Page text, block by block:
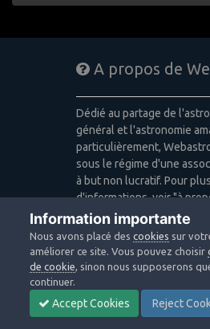
A propos de
Dédié au partage de
général et l'astronomie
particulièrement,
sous le régime d'une
à but non lucratif. Pour plus
d'informations, voir "à
Publicité: pas de publicité
Icons made byFreepik,
Pixel Buddha,Icon Pond
www.flaticon.comis
BY
Design images: Courtesy
Information importante
Nous avons placé descookies sur
améliorer ce site. Vous pouvez choisir
de cookie, sinon nous supposerons
continuer.
Accept Cookies Reject